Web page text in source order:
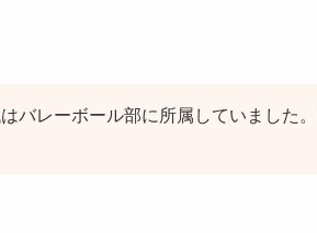
バレーボール部に所属していました